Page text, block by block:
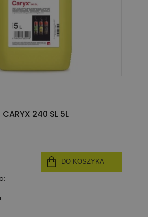
CARYX 240 SL 5L
DO KOSZYKA